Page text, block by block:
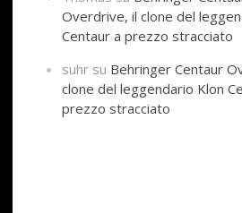
Overdrive, il clone del
Centaur a prezzo stracciato
suhr su Behringer Centaur
clone del leggendario Klon
prezzo stracciato